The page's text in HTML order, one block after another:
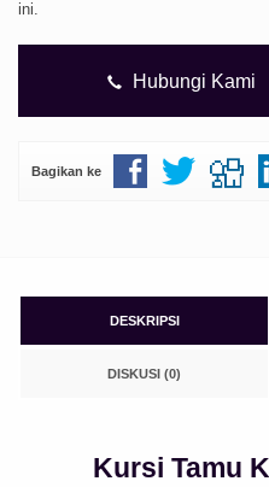
ini.
Hubungi Kami
Bagikan ke
DESKRIPSI
DISKUSI (0)
Kursi Tamu